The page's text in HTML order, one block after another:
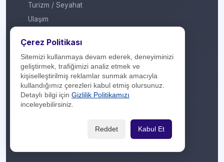
Turizm / Seyahat
Ulaşım
Yapı Marketi
Yurt Dışı / Duty Free
Hakkımızda
İletişim
Çerez Politikası
Sitemizi kullanmaya devam ederek, deneyiminizi
geliştirmek, trafiğimizi analiz etmek ve
kişiselleştirilmiş reklamlar sunmak amacıyla
kullandığımız çerezleri kabul etmiş olursunuz.
Detaylı bilgi için Gizlilik Politikamızı
inceleyebilirsiniz.
Reddet Kabul Et